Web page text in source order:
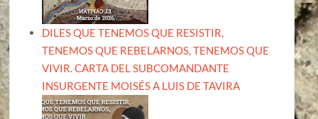
DILES QUE TENEMOS QUE RESISTIR,
TENEMOS QUE REBELARNOS, TENEMOS QUE
VIVIR. CARTA DEL SUBCOMANDANTE
INSURGENTE MOISÉS A LUIS DE TAVIRA